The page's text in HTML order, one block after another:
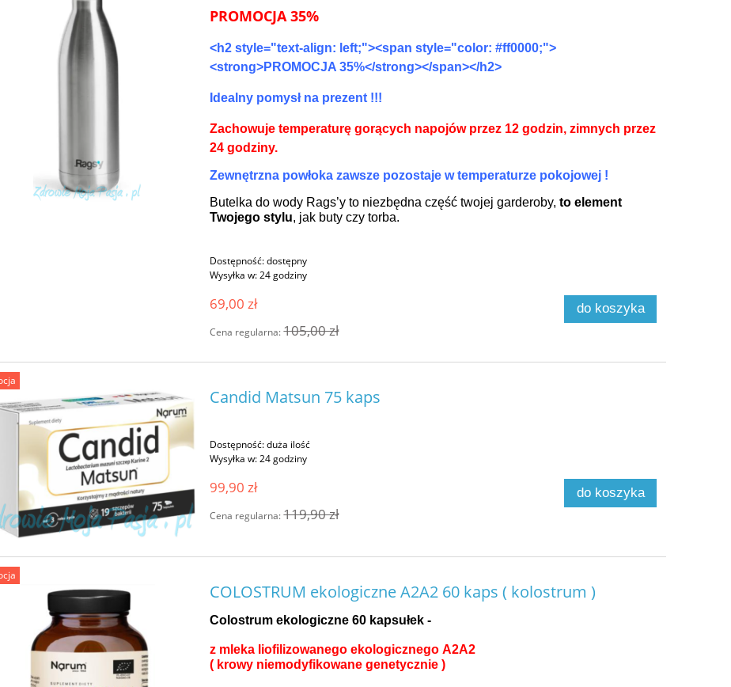
PROMOCJA 35%
<h2 style="text-align: left;"><span style="color: #ff0000;">
<strong>PROMOCJA 35%</strong></span></h2>
Idealny pomysł na prezent !!!
Zachowuje temperaturę gorących napojów przez 12 godzin, zimnych przez
24 godziny.
Zewnętrzna powłoka zawsze pozostaje w temperaturze pokojowej !
Butelka do wody Rags’y to niezbędna część twojej garderoby,to element
Twojego stylu, jak buty czy torba.
Dostępność:dostępny
Wysyłka w:24 godziny
69,00 zł
Cena regularna:105,00 zł
do koszyka
Candid Matsun 75 kaps
Dostępność:duża ilość
Wysyłka w:24 godziny
99,90 zł
Cena regularna:119,90 zł
do koszyka
COLOSTRUM ekologiczne A2A2 60 kaps ( kolostrum )
Colostrum ekologiczne 60 kapsułek -
z mleka liofilizowanego ekologicznego A2A2
( krowy niemodyfikowane genetycznie )